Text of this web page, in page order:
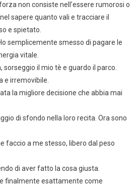
non consiste nell’essere rumorosi o
sapere quanto vali e tracciare il
e spietato.
semplicemente smesso di pagare le
vitale.
sorseggio il mio tè e guardo il parco.
e irremovibile.
la migliore decisione che abbia mai
di sfondo nella loro recita. Ora sono
faccio a me stesso, libero dal peso
di aver fatto la cosa giusta.
finalmente esattamente come